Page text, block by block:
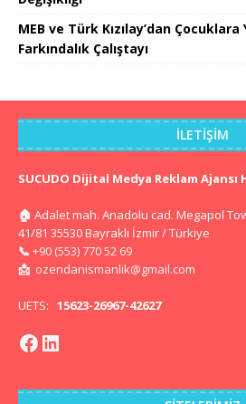
MEB ve Türk Kızılay’dan
Farkındalık Çalıştayı
İLETIŞIM
SUCUDO Dijital Medya Reklam
🏠 Adalet mah. Anadolu cad. Megapol
41/81 35530 Bayraklı İzmir / Türkiye
📞 +90 (553) 770 52 69
📩 ozendanismanlik@gmail.com
UETS: 15623-26967-42627